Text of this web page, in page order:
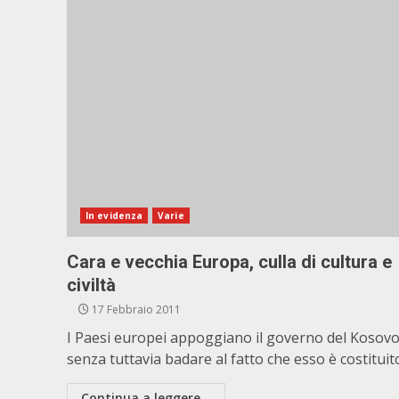
In evidenza Varie
Cara e vecchia Europa, culla di cultura e
civiltà
17 Febbraio 2011
I Paesi europei appoggiano il governo del Kosovo
senza tuttavia badare al fatto che esso è